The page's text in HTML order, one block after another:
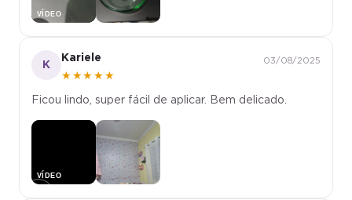
▶
K
Kariele
★★★★★
03/08/2025
Ficou lindo, super fácil de aplicar. Bem delicado.
▶